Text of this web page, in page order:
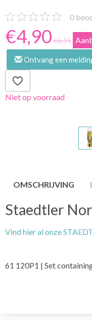
0
€4,90 €6,15
Ontvang een
Niet op voorraad
OMSCHRIJVING
Staedtler
Vind hier al onze
61 120P1 | Set